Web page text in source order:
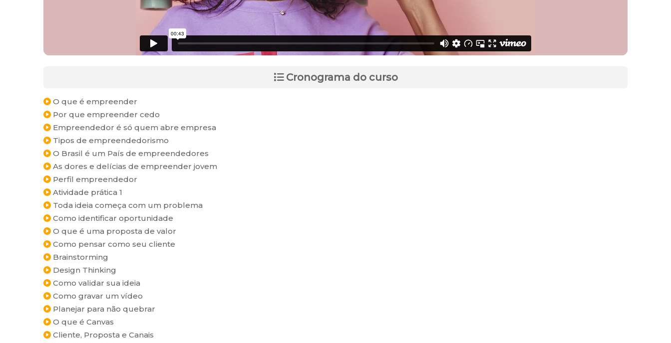
Cronograma do curso
O que é empreender
Por que empreender cedo
Empreendedor é só quem abre empresa
Tipos de empreendedorismo
O Brasil é um País de empreendedores
As dores e delícias de empreender jovem
Perfil empreendedor
Atividade prática 1
Toda ideia começa com um problema
Como identificar oportunidade
O que é uma proposta de valor
Como pensar como seu cliente
Brainstorming
Design Thinking
Como validar sua ideia
Como gravar um vídeo
Planejar para não quebrar
O que é Canvas
Cliente, Proposta e Canais